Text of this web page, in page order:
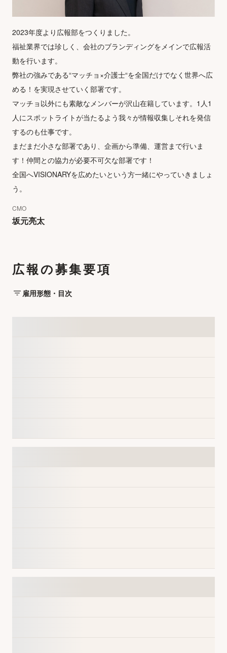
2023年度より広報部をつくりました。
福祉業界では珍しく、会社のブランディングをメインで広報活
動を行います。
弊社の強みである“マッチョ×介護士“を全国だけでなく世界へ広
める！を実現させていく部署です。
マッチョ以外にも素敵なメンバーが沢山在籍しています。1人1
人にスポットライトが当たるよう我々が情報収集しそれを発信
するのも仕事です。
まだまだ小さな部署であり、企画から準備、運営まで行いま
す！仲間との協力が必要不可欠な部署です！
全国へVISIONARYを広めたいという方一緒にやっていきましょ
う。
CMO
坂元亮太
広報の募集要項
雇用形態・目次